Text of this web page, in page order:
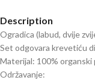
Description
Ogradica (labud, dvije
Set odgovara krevetiću
Materijal: 100% organski
Održavanje: